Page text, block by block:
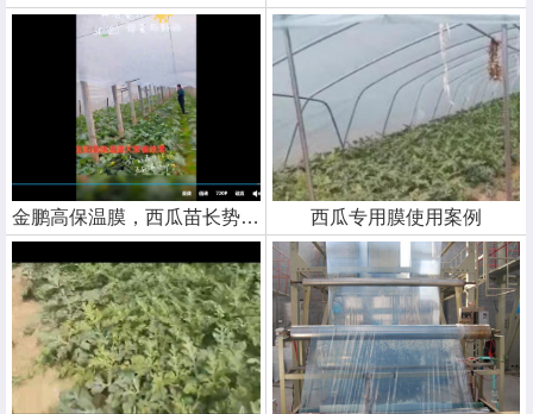
金鹏高保温膜，西瓜苗长势喜人 西瓜专用膜使用案例